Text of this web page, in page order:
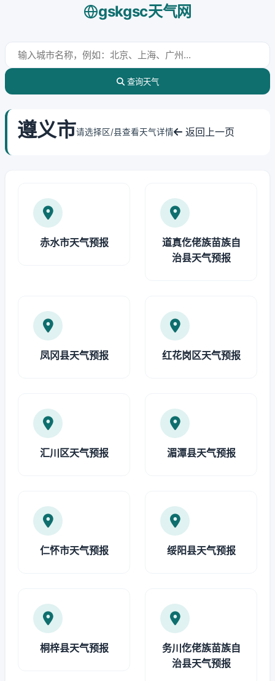
gskgsc天气网
查询天气
遵义市请选择区/县查看天气详情 返回上一页
赤水市天气预报
道真仡佬族苗族自
治县天气预报
凤冈县天气预报 红花岗区天气预报
汇川区天气预报 湄潭县天气预报
仁怀市天气预报 绥阳县天气预报
桐梓县天气预报
务川仡佬族苗族自
治县天气预报